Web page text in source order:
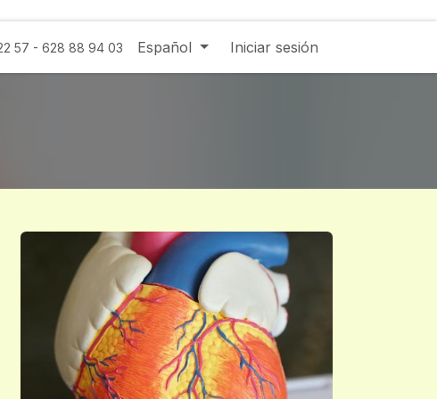
57 - 628 88 94 03 Español Iniciar sesión